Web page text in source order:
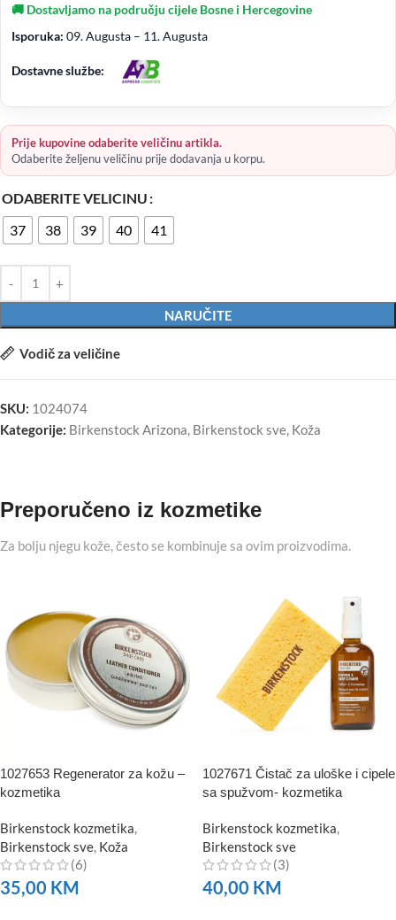
🚚 Dostavljamo na području cijele Bosne i Hercegovine
Isporuka: 09. Augusta – 11. Augusta
Dostavne službe:
Prije kupovine odaberite veličinu artikla.
Odaberite željenu veličinu prije dodavanja u korpu.
ODABERITE VELICINU
37
38 39 40 41
NARUČITE
Vodič za veličine
SKU: 1024074
Kategorije: Birkenstock Arizona Birkenstock sve Koža
Preporučeno iz kozmetike
Za bolju njegu kože, često se kombinuje sa ovim proizvodima.
1027653 Regenerator za kožu –
kozmetika
Birkenstock kozmetika
Birkenstock sve Koža
(6)
35,00 KM
1027671 Čistač za uloške i cipele
sa spužvom- kozmetika
Birkenstock kozmetika
Birkenstock sve
(3)
40,00 KM